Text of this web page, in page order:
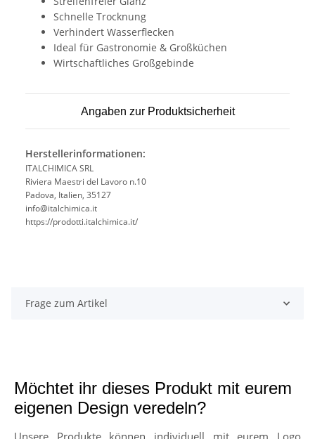
Schnelle Trocknung
Verhindert Wasserflecken
Ideal für Gastronomie & Großküchen
Wirtschaftliches Großgebinde
Angaben zur Produktsicherheit
Herstellerinformationen:
ITALCHIMICA SRL
Riviera Maestri del Lavoro n.10
Padova, Italien, 35127
info@italchimica.it
https://prodotti.italchimica.it/
Frage zum Artikel
Möchtet ihr dieses Produkt mit eurem
eigenen Design veredeln?
Unsere Produkte können individuell mit eurem Logo